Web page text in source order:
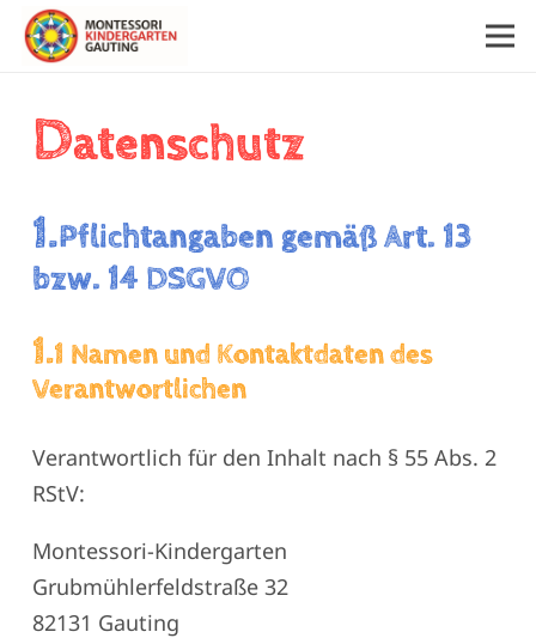
Datenschutz
1.Pflichtangaben gemäß Art. 13
bzw. 14 DSGVO
1.1 Namen und Kontaktdaten des
Verantwortlichen
Verantwortlich für den Inhalt nach § 55 Abs. 2
RStV:
Montessori-Kindergarten
Grubmühlerfeldstraße 32
82131 Gauting